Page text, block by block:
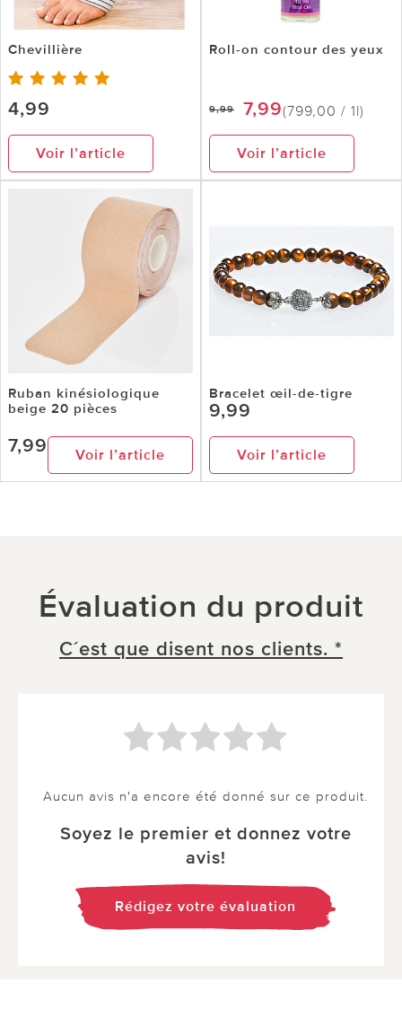
Chevillière
4,99
Voir l’article
Roll-on contour des yeux
9,99 7,99(799,00 / 1l)
Voir l’article
Ruban kinésiologique
beige 20 pièces
7,99 Voir l’article
Bracelet œil-de-tigre
9,99
Voir l’article
Évaluation du produit
C´est que disent nos clients. *
Aucun avis n'a encore été donné sur ce produit.
Soyez le premier et donnez votre
avis!
Rédigez votre évaluation